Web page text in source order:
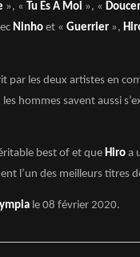
», « Tu Es A Moi », «
Ninho et « Guerrier »,
par les deux artistes en
hommes savent aussi
best of et que Hiro a
l’un des meilleurs titres
le 08 février 2020.